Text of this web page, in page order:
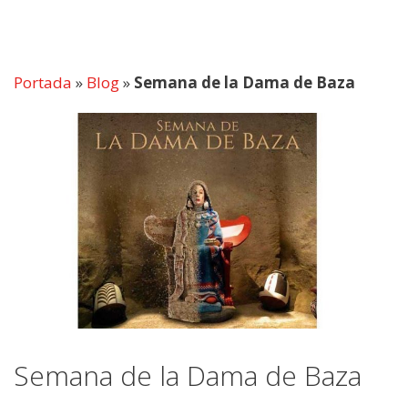
Portada » Blog» Semana de la Dama de Baza
Semana de la Dama de Baza